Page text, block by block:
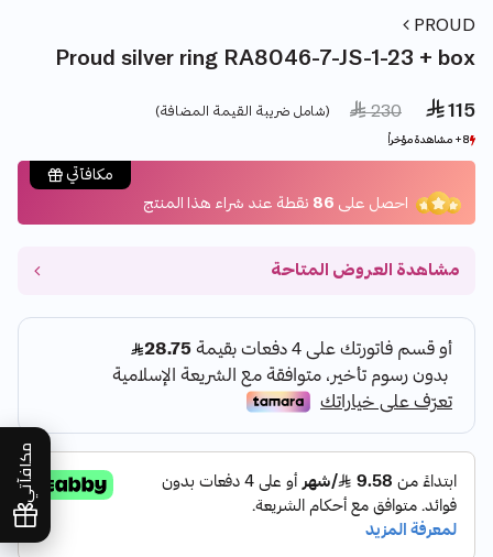
مكافآتي
PROUD
Proud silver ring RA8046-7-JS-1-23 + box
 115
Price reduced from
 230
to (شامل ضريبة القيمة المضافة)
8+ مشاهدة مؤخراً
3+ بيع مؤخراً
8+ مشاهدة مؤخراً
3+ بيع مؤخراً
مكافآتي
احصل على 86 نقطة عند شراء هذا المنتج
مشاهدة العروض المتاحة